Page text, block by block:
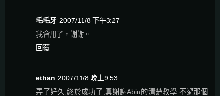
毛毛牙 2007/11/8 下午3:27
我會用了，謝謝。
回覆
ethan 2007/11/8 晚上9:53
弄了好久,終於成功了,真謝謝Abin的清楚教學.不過那個